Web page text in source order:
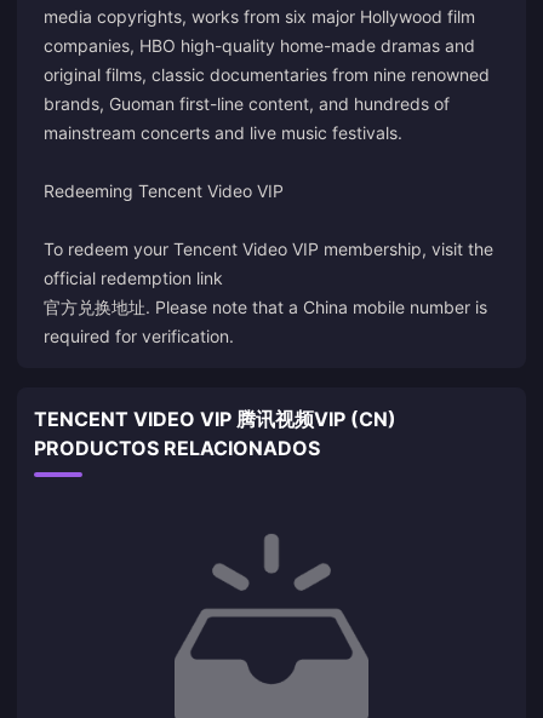
media copyrights, works from six major Hollywood film
companies, HBO high-quality home-made dramas and
original films, classic documentaries from nine renowned
brands, Guoman first-line content, and hundreds of
mainstream concerts and live music festivals.
Redeeming Tencent Video VIP
To redeem your Tencent Video VIP membership, visit the
official redemption link
官方兑换地址. Please note that a China mobile number is
required for verification.
TENCENT VIDEO VIP 腾讯视频VIP (CN)
PRODUCTOS RELACIONADOS